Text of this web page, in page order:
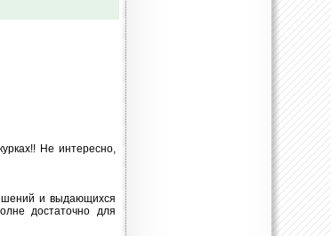
Не интересно,
и выдающихся
достаточно для